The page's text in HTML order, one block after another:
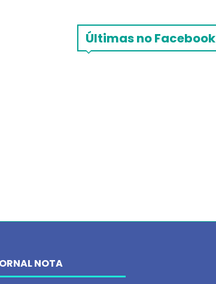
Últimas no Facebook
NOTA